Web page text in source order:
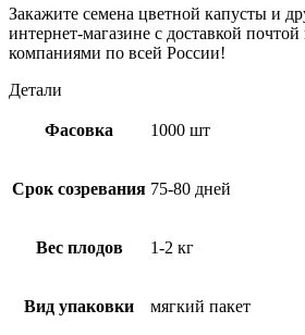
Закажите семена цветной капусты и
интернет-магазине с доставкой
компаниями по всей России!
Детали
Фасовка 1000 шт
Срок созревания 75-80 дней
Вес плодов 1-2 кг
Вид упаковки мягкий пакет